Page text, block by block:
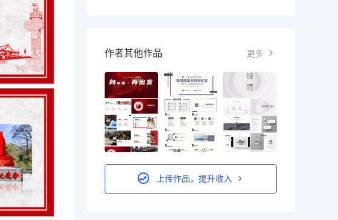
作者其他作品 更多
上传作品，提升收入